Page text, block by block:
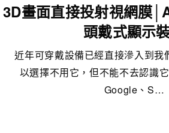
3D畫面直接投射視網膜
頭戴式顯示
近年可穿戴設備已經直接滲入到我
以選擇不用它，但不能不去認識
Google、S…